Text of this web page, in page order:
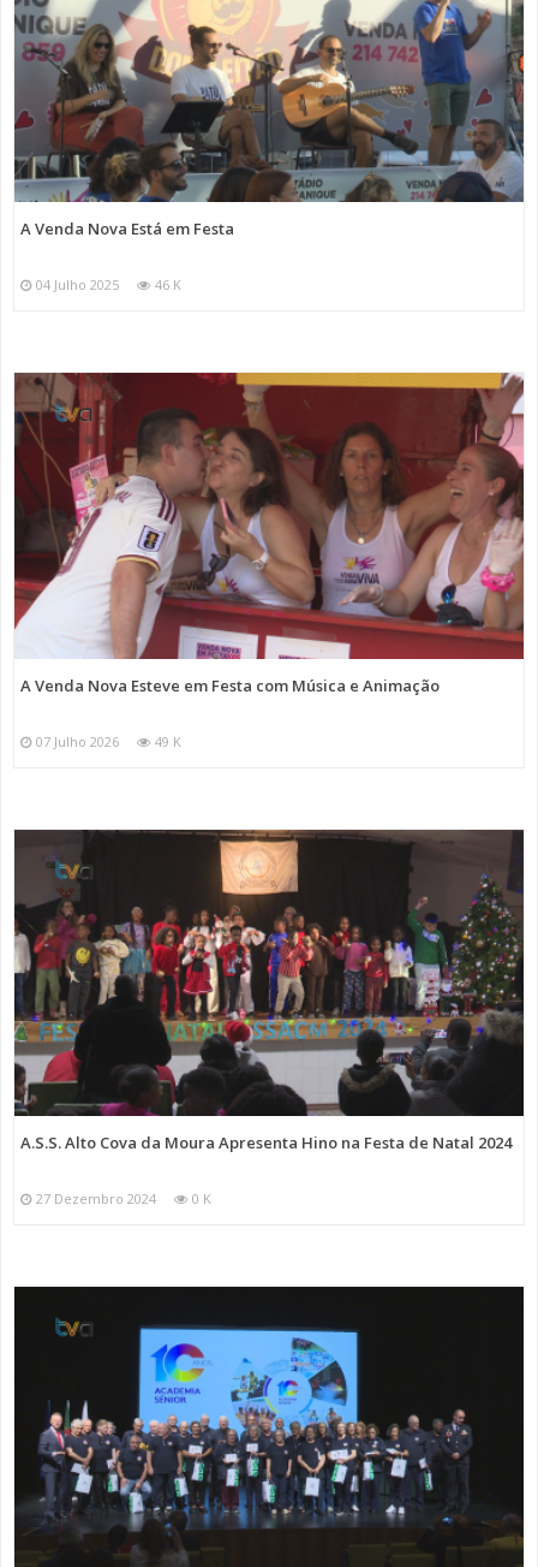
A Venda Nova Está em Festa
04 Julho 2025 46 K
A Venda Nova Esteve em Festa com Música e Animação
07 Julho 2026 49 K
A.S.S. Alto Cova da Moura Apresenta Hino na Festa de Natal 2024
27 Dezembro 2024 0 K